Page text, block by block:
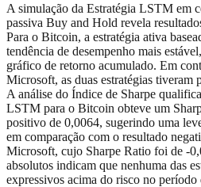
A simulação da Estratégia LSTM em
passiva Buy and Hold revela
Para o Bitcoin, a estratégia ativa
tendência de desempenho mais
gráfico de retorno acumulado. Em
Microsoft, as duas estratégias tiveram
A análise do Índice de Sharpe
LSTM para o Bitcoin obteve um
positivo de 0,0064, sugerindo uma
em comparação com o resultado
Microsoft, cujo Sharpe Ratio foi de -
absolutos indicam que nenhuma das
expressivos acima do risco no período